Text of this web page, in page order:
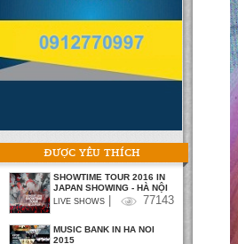
ĐƯỢC YÊU THÍCH
SHOWTIME TOUR 2016 IN
JAPAN SHOWING - HÀ NỘI
LIVE SHOWS 77143
MUSIC BANK IN HA NOI
2015